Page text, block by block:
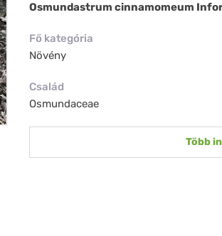
Osmundastrum cinnamomeum
Fő kategória
Növény
Család
Osmundaceae
Több